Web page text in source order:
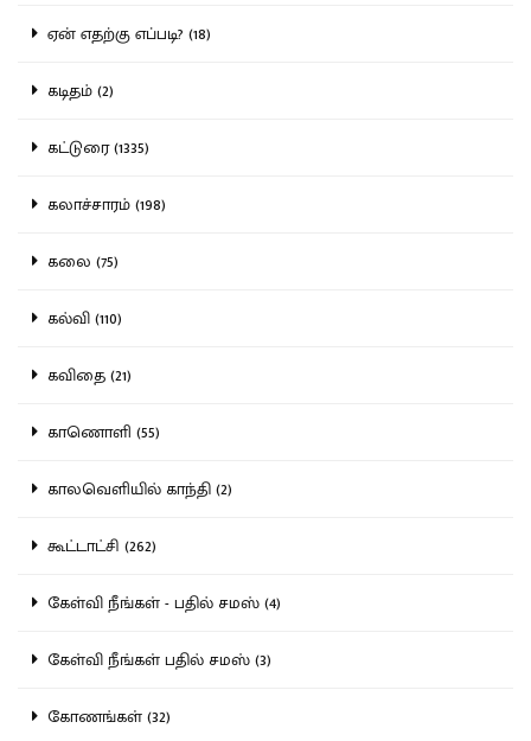
ஏன் எதற்கு எப்படி? (18)
கடிதம் (2)
கட்டுரை (1335)
கலாச்சாரம் (198)
கலை (75)
கல்வி (110)
கவிதை (21)
காணொளி (55)
காலவெளியில் காந்தி (2)
கூட்டாட்சி (262)
கேள்வி நீங்கள் - பதில் சமஸ் (4)
கேள்வி நீங்கள் பதில் சமஸ் (3)
கோணங்கள் (32)